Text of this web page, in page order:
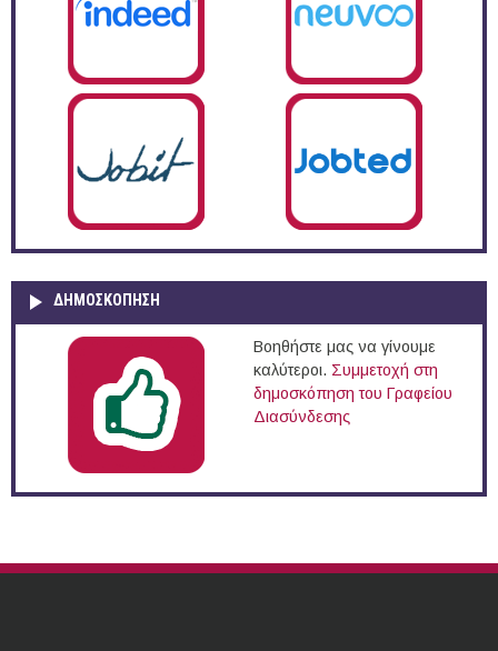
ΔΗΜΟΣΚΌΠΗΣΗ
Βοηθήστε μας να γίνουμε
καλύτεροι. Συμμετοχή στη
δημοσκόπηση του Γραφείου
Διασύνδεσης